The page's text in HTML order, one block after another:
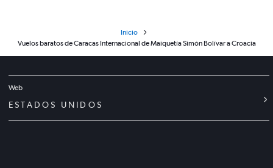
Inicio
Vuelos baratos de Caracas Internacional de Maiquetía Simón Bolívar a Croacia
Web
ESTADOS UNIDOS